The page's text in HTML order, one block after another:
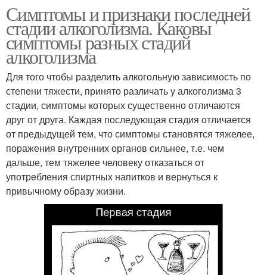
Симптомы и признаки последней
стадии алкоголизма. Каковы
симптомы разных стадий
алкоголизма
Для того чтобы разделить алкогольную зависимость по
степени тяжести, принято различать у алкоголизма 3
стадии, симптомы которых существенно отличаются
друг от друга. Каждая последующая стадия отличается
от предыдущей тем, что симптомы становятся тяжелее,
поражения внутренних органов сильнее, т.е. чем
дальше, тем тяжелее человеку отказаться от
употрeбления спиртных напитков и вернуться к
привычному образу жизни.